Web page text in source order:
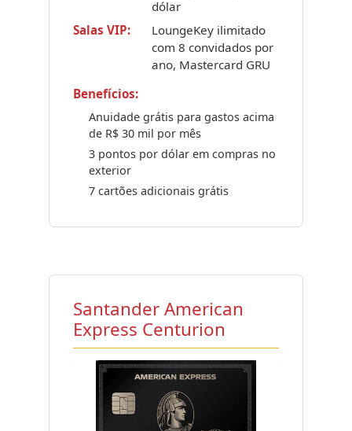
dólar
Salas VIP:
LoungeKey ilimitado
com 8 convidados por
ano, Mastercard GRU
Benefícios:
Anuidade grátis para gastos acima
de R$ 30 mil por mês
3 pontos por dólar em compras no
exterior
7 cartões adicionais grátis
Santander American
Express Centurion